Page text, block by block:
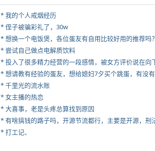
* 我的个人戒烟经历
* 侄子被骗彩礼了，30w
* 想换一个电饭煲，各位蛋友有自用比较好用的推荐吗？
* 尝试自己做点电解质饮料
* 千里光的流水账
* 女主播的热恋
* 大喜事，老是头疼总算找到原因
* 打工记、